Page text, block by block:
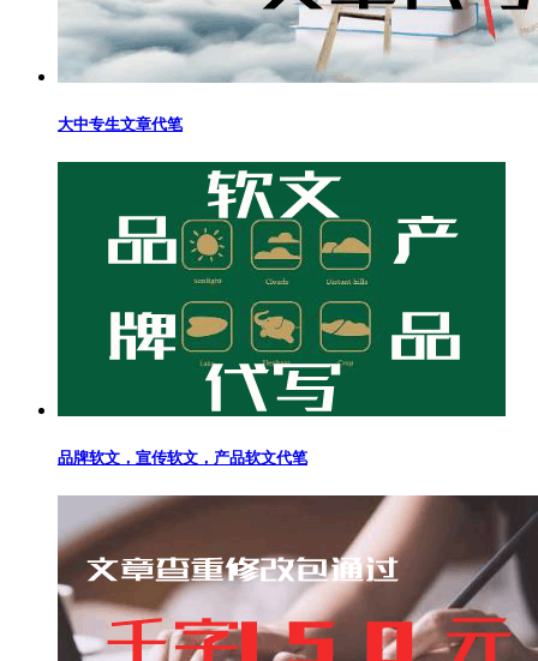
大中专生文章代笔
品牌软文，宣传软文，产品软文代笔